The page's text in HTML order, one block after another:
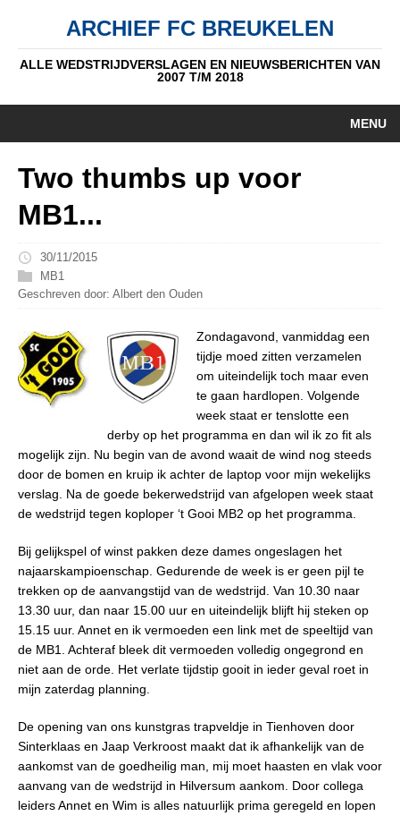
ARCHIEF FC BREUKELEN
ALLE WEDSTRIJDVERSLAGEN EN NIEUWSBERICHTEN VAN
2007 T/M 2018
MENU
AUTEURS
STANDEN
DATUM
Two thumbs up voor
MB1...
30/11/2015
MB1
Geschreven door: Albert den Ouden
Zondagavond, vanmiddag een
tijdje moed zitten verzamelen
om uiteindelijk toch maar even
te gaan hardlopen. Volgende
week staat er tenslotte een
derby op het programma en dan wil ik zo fit als
mogelijk zijn. Nu begin van de avond waait de wind nog steeds
door de bomen en kruip ik achter de laptop voor mijn wekelijks
verslag. Na de goede bekerwedstrijd van afgelopen week staat
de wedstrijd tegen koploper ‘t Gooi MB2 op het programma.
Bij gelijkspel of winst pakken deze dames ongeslagen het
najaarskampioenschap. Gedurende de week is er geen pijl te
trekken op de aanvangstijd van de wedstrijd. Van 10.30 naar
13.30 uur, dan naar 15.00 uur en uiteindelijk blijft hij steken op
15.15 uur. Annet en ik vermoeden een link met de speeltijd van
de MB1. Achteraf bleek dit vermoeden volledig ongegrond en
niet aan de orde. Het verlate tijdstip gooit in ieder geval roet in
mijn zaterdag planning.
De opening van ons kunstgras trapveldje in Tienhoven door
Sinterklaas en Jaap Verkroost maakt dat ik afhankelijk van de
aankomst van de goedheilig man, mij moet haasten en vlak voor
aanvang van de wedstrijd in Hilversum aankom. Door collega
leiders Annet en Wim is alles natuurlijk prima geregeld en lopen